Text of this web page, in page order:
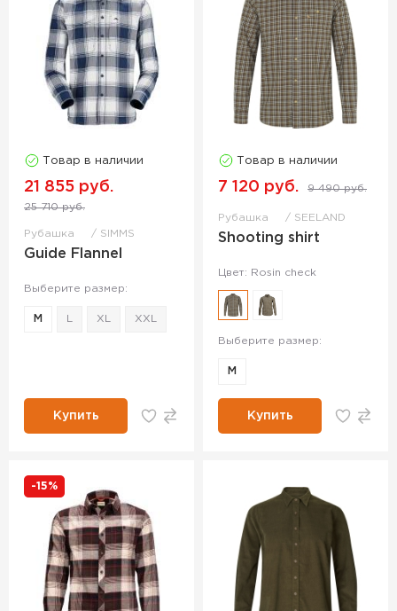
Товар в наличии
21 855 руб.
25 710 руб.
Рубашка SIMMS
Guide Flannel
Выберите размер:
M XL XXL
Купить
Товар в наличии
7 120 руб. 9 490 руб.
Рубашка SEELAND
Shooting shirt
Цвет: Rosin check
Выберите размер:
M
Купить
-15%